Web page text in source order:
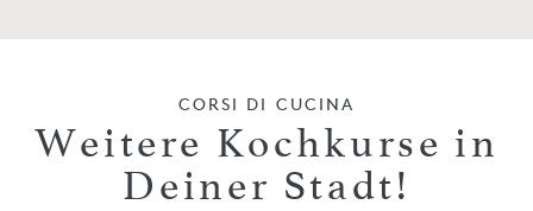
CORSI DI CUCINA
Weitere Kochkurse in
Deiner Stadt!